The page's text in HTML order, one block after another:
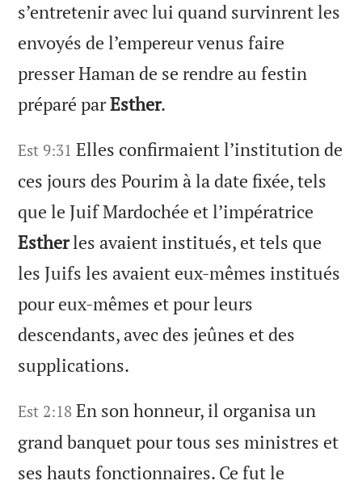
s’entretenir avec lui quand survinrent les
envoyés de l’empereur venus faire
presser Haman de se rendre au festin
préparé parEsther.
Est 9:31 Elles confirmaient l’institution de
ces jours des Pourim à la date fixée, tels
que le Juif Mardochée et l’impératrice
Estherles avaient institués, et tels que
les Juifs les avaient eux-mêmes institués
pour eux-mêmes et pour leurs
descendants, avec des jeûnes et des
supplications.
Est 2:18 En son honneur, il organisa un
grand banquet pour tous ses ministres et
ses hauts fonctionnaires. Ce fut le